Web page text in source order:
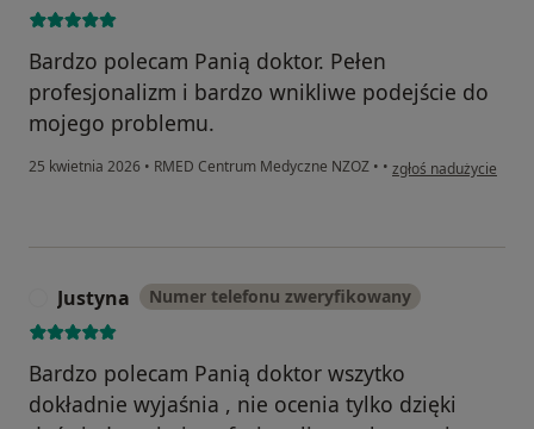
Bardzo polecam Panią doktor. Pełen
profesjonalizm i bardzo wnikliwe podejście do
mojego problemu.
25 kwietnia 2026 • RMED Centrum Medyczne NZOZ • • w opinii użytkownika
zgłoś nadużycie
Justyna Numer telefonu zweryfikowany
Bardzo polecam Panią doktor wszytko
dokładnie wyjaśnia , nie ocenia tylko dzięki